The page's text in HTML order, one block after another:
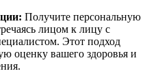
Получите персональную
лицом к лицу с
Этот подход
оценку вашего здоровья и